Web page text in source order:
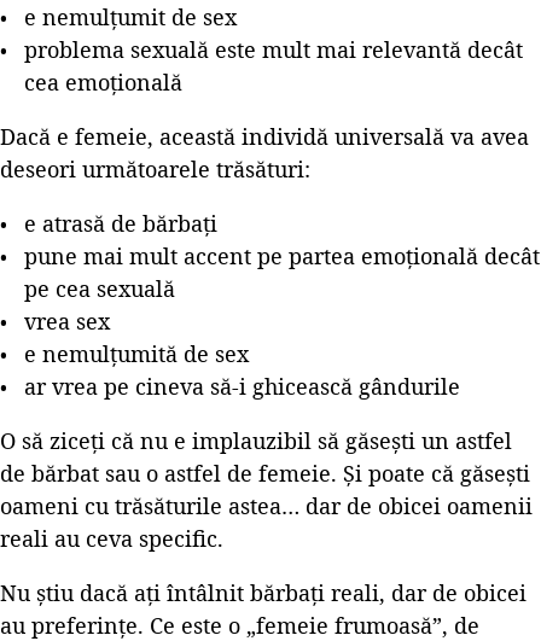
e nemulțumit de sex
problema sexuală este mult mai relevantă decât
cea emoțională
Dacă e femeie, această individă universală va avea
deseori următoarele trăsături:
e atrasă de bărbați
pune mai mult accent pe partea emoțională decât
pe cea sexuală
vrea sex
e nemulțumită de sex
ar vrea pe cineva să-i ghicească gândurile
O să ziceți că nu e implauzibil să găsești un astfel
de bărbat sau o astfel de femeie. Și poate că găsești
oameni cu trăsăturile astea… dar de obicei oamenii
reali au ceva specific.
Nu știu dacă ați întâlnit bărbați reali, dar de obicei
au preferințe. Ce este o „femeie frumoasă”, de